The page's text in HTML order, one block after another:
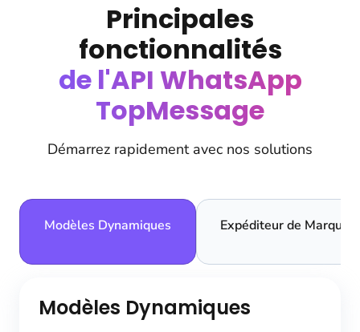
Principales
fonctionnalités
de l'API WhatsApp
TopMessage
Démarrez rapidement avec nos solutions
Modèles Dynamiques Expéditeur de Marque
Modèles Dynamiques